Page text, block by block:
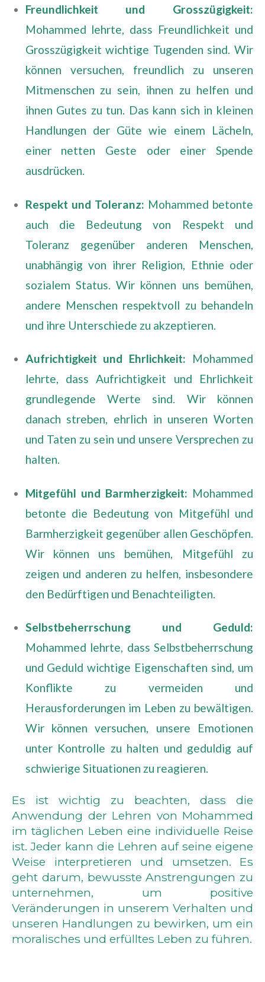
Freundlichkeit und Grosszügigkeit:
Mohammed lehrte, dass Freundlichkeit und
Grosszügigkeit wichtige Tugenden sind. Wir
können versuchen, freundlich zu unseren
Mitmenschen zu sein, ihnen zu helfen und
ihnen Gutes zu tun. Das kann sich in kleinen
Handlungen der Güte wie einem Lächeln,
einer netten Geste oder einer Spende
ausdrücken.
Respekt und Toleranz: Mohammed betonte
auch die Bedeutung von Respekt und
Toleranz gegenüber anderen Menschen,
unabhängig von ihrer Religion, Ethnie oder
sozialem Status. Wir können uns bemühen,
andere Menschen respektvoll zu behandeln
und ihre Unterschiede zu akzeptieren.
Aufrichtigkeit und Ehrlichkeit: Mohammed
lehrte, dass Aufrichtigkeit und Ehrlichkeit
grundlegende Werte sind. Wir können
danach streben, ehrlich in unseren Worten
und Taten zu sein und unsere Versprechen zu
halten.
Mitgefühl und Barmherzigkeit: Mohammed
betonte die Bedeutung von Mitgefühl und
Barmherzigkeit gegenüber allen Geschöpfen.
Wir können uns bemühen, Mitgefühl zu
zeigen und anderen zu helfen, insbesondere
den Bedürftigen und Benachteiligten.
Selbstbeherrschung und Geduld:
Mohammed lehrte, dass Selbstbeherrschung
und Geduld wichtige Eigenschaften sind, um
Konflikte zu vermeiden und
Herausforderungen im Leben zu bewältigen.
Wir können versuchen, unsere Emotionen
unter Kontrolle zu halten und geduldig auf
schwierige Situationen zu reagieren.
Es ist wichtig zu beachten, dass die
Anwendung der Lehren von Mohammed
im täglichen Leben eine individuelle Reise
ist. Jeder kann die Lehren auf seine eigene
Weise interpretieren und umsetzen. Es
geht darum, bewusste Anstrengungen zu
unternehmen, um positive
Veränderungen in unserem Verhalten und
unseren Handlungen zu bewirken, um ein
moralisches und erfülltes Leben zu führen.